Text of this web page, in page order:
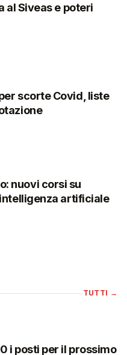
al Siveas e poteri
scorte Covid, liste
nuovi corsi su
artificiale
TUTTI →
i posti per il prossimo